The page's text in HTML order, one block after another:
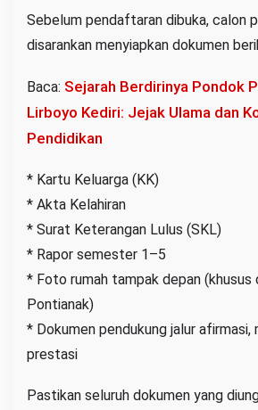
Sebelum pendaftaran dibuka, calon
disarankan menyiapkan dokumen
Baca: Sejarah Berdirinya Pondok
Lirboyo Kediri: Jejak Ulama dan
Pendidikan
* Kartu Keluarga (KK)
* Akta Kelahiran
* Surat Keterangan Lulus (SKL)
* Rapor semester 1–5
* Foto rumah tampak depan (khusus
Pontianak)
* Dokumen pendukung jalur afirmasi,
prestasi
Pastikan seluruh dokumen yang